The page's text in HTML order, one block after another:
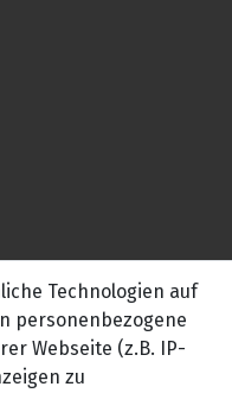
Technologien auf
personenbezogene
Webseite (z.B. IP-
zu